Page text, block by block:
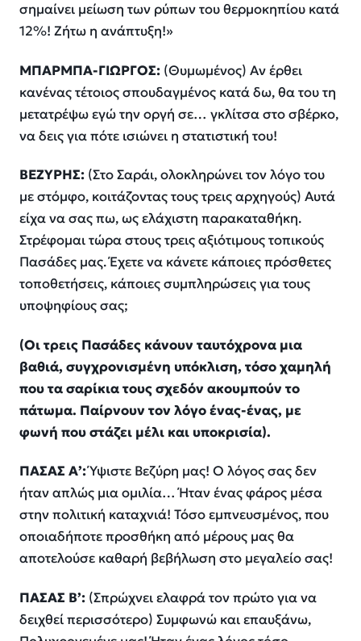
σημαίνει μείωση των ρύπων του θερμοκηπίου κατά
12%! Ζήτω η ανάπτυξη!»
ΜΠΑΡΜΠΑ-ΓΙΩΡΓΟΣ: (Θυμωμένος) Αν έρθει
κανένας τέτοιος σπουδαγμένος κατά δω, θα του τη
μετατρέψω εγώ την οργή σε… γκλίτσα στο σβέρκο,
να δεις για πότε ισιώνει η στατιστική του!
ΒΕΖΥΡΗΣ: (Στο Σαράι, ολοκληρώνει τον λόγο του
με στόμφο, κοιτάζοντας τους τρεις αρχηγούς) Αυτά
είχα να σας πω, ως ελάχιστη παρακαταθήκη.
Στρέφομαι τώρα στους τρεις αξιότιμους τοπικούς
Πασάδες μας. Έχετε να κάνετε κάποιες πρόσθετες
τοποθετήσεις, κάποιες συμπληρώσεις για τους
υποψηφίους σας;
(Οι τρεις Πασάδες κάνουν ταυτόχρονα μια
βαθιά, συγχρονισμένη υπόκλιση, τόσο χαμηλή
που τα σαρίκια τους σχεδόν ακουμπούν το
πάτωμα. Παίρνουν τον λόγο ένας-ένας, με
φωνή που στάζει μέλι και υποκρισία).
ΠΑΣΑΣ Α’:Ύψιστε Βεζύρη μας! Ο λόγος σας δεν
ήταν απλώς μια ομιλία… Ήταν ένας φάρος μέσα
στην πολιτική καταχνιά! Τόσο εμπνευσμένος, που
οποιαδήποτε προσθήκη από μέρους μας θα
αποτελούσε καθαρή βεβήλωση στο μεγαλείο σας!
ΠΑΣΑΣ Β’: (Σπρώχνει ελαφρά τον πρώτο για να
δειχθεί περισσότερο) Συμφωνώ και επαυξάνω,